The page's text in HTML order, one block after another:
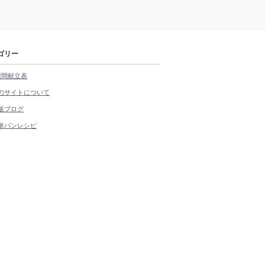
リー
間献立表
サイトについて
ブログ
パンレシピ